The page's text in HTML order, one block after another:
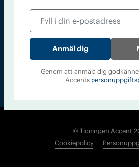
Accent
© Tidningen Accent
Cookiepolicy
Genom att anmäla dig
Accents